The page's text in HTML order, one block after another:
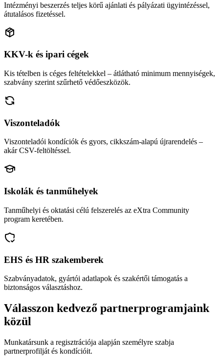
Intézményi beszerzés teljes körű ajánlati és pályázati ügyintézéssel,
átutalásos fizetéssel.
KKV-k és ipari cégek
Kis tételben is céges feltételekkel – átlátható minimum mennyiségek,
szabvány szerint szűrhető védőeszközök.
Viszonteladók
Viszonteladói kondíciók és gyors, cikkszám-alapú újrarendelés –
akár CSV-feltöltéssel.
Iskolák és tanműhelyek
Tanműhelyi és oktatási célú felszerelés az eXtra Community
program keretében.
EHS és HR szakemberek
Szabványadatok, gyártói adatlapok és szakértői támogatás a
biztonságos választáshoz.
Válasszon kedvező partnerprogramjaink
közül
Munkatársunk a regisztrációja alapján személyre szabja
partnerprofilját és kondícióit.